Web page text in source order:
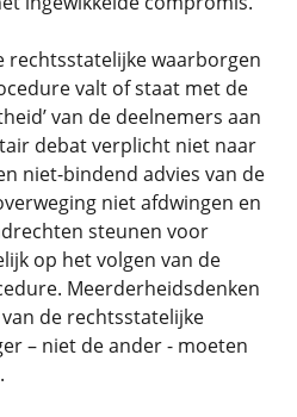
rechtsstatelijke waarborgen
valt of staat met de
van de deelnemers aan
debat verplicht niet naar
niet-bindend advies van de
niet afdwingen en
steunen voor
op het volgen van de
Meerderheidsdenken
de rechtsstatelijke
– niet de ander - moeten